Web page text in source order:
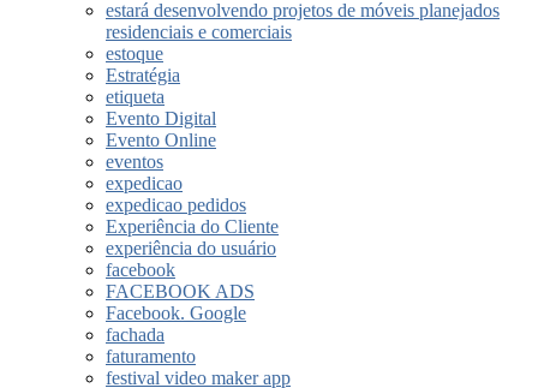
estará desenvolvendo projetos de móveis planejados
residenciais e comerciais
estoque
Estratégia
etiqueta
Evento Digital
Evento Online
eventos
expedicao
expedicao pedidos
Experiência do Cliente
experiência do usuário
facebook
FACEBOOK ADS
Facebook. Google
fachada
faturamento
festival video maker app